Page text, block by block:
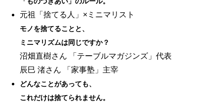
元祖「捨てる人」×ミニマリスト
モノを捨てることと、
ミニマリズムは同じですか？
沼畑直樹さん 「テーブルマガジンズ」代表
辰巳 渚さん 「家事塾」主宰
どんなことがあっても、
これだけは捨てられません。